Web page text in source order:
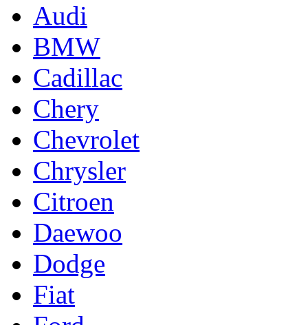
Audi
BMW
Cadillac
Chery
Chevrolet
Chrysler
Citroen
Daewoo
Dodge
Fiat